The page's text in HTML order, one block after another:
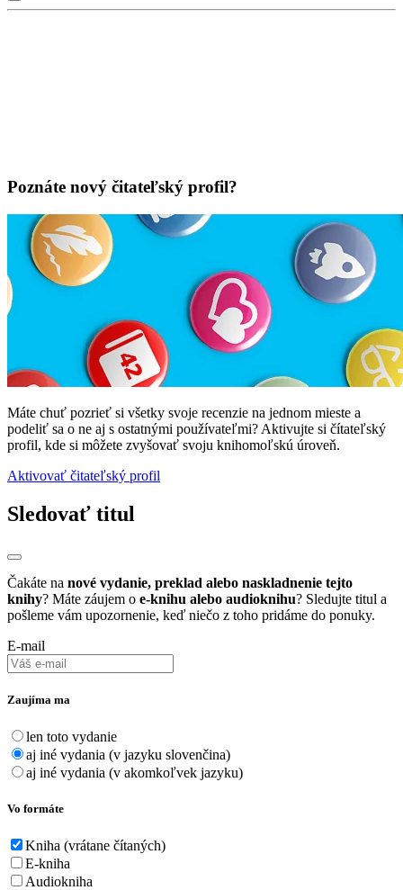
Poznáte nový čitateľský profil?
Máte chuť pozrieť si všetky svoje recenzie na jednom mieste a
podeliť sa o ne aj s ostatnými používateľmi? Aktivujte si čítateľský
profil, kde si môžete zvyšovať svoju knihomoľskú úroveň.
Aktivovať čitateľský profil
Sledovať titul
Čakáte na nové vydanie, preklad alebo naskladnenie tejto
knihy? Máte záujem o e-knihu alebo audioknihu? Sledujte titul a
pošleme vám upozornenie, keď niečo z toho pridáme do ponuky.
E-mail
Zaujíma ma
len toto vydanie
aj iné vydania (v jazyku slovenčina)
aj iné vydania (v akomkoľvek jazyku)
Vo formáte
Kniha (vrátane čítaných)
E-kniha
Audiokniha